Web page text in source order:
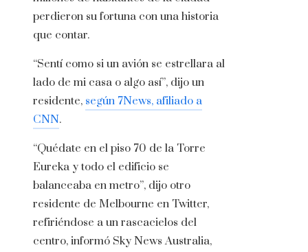
perdieron su fortuna con una historia
que contar.
“Sentí como si un avión se estrellara al
lado de mi casa o algo así”, dijo un
residente, según 7News, afiliado a
CNN.
“Quédate en el piso 70 de la Torre
Eureka y todo el edificio se
balanceaba en metro”, dijo otro
residente de Melbourne en Twitter,
refiriéndose a un rascacielos del
centro, informó Sky News Australia,